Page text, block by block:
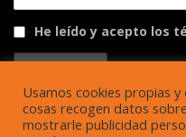
He leído y acepto los
Usamos cookies propias
cosas recogen datos
mostrarle publicidad